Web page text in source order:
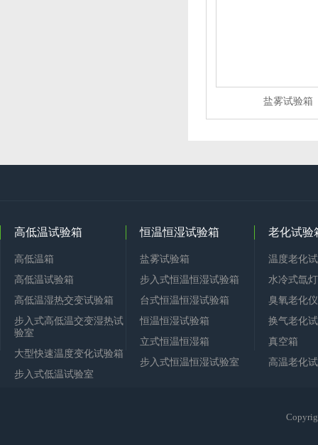
盐雾试验箱
高低温试验箱
高低温箱
高低温试验箱
高低温湿热交变试验箱
步入式高低温交变湿热试
验室
大型快速温度变化试验箱
步入式低温试验室
恒温恒湿试验箱
盐雾试验箱
步入式恒温恒湿试验箱
台式恒温恒湿试验箱
恒温恒湿试验箱
立式恒温恒湿箱
步入式恒温恒湿试验室
老化试验
温度老化
水冷式氙
臭氧老化仪
换气老化
真空箱
高温老化